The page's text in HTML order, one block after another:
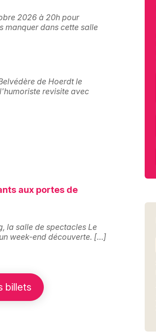
2026 à 20h pour
manquer dans cette salle
de Hoerdt le
revisite avec
aux portes de
la salle de spectacles Le
week-end découverte. […]
billets